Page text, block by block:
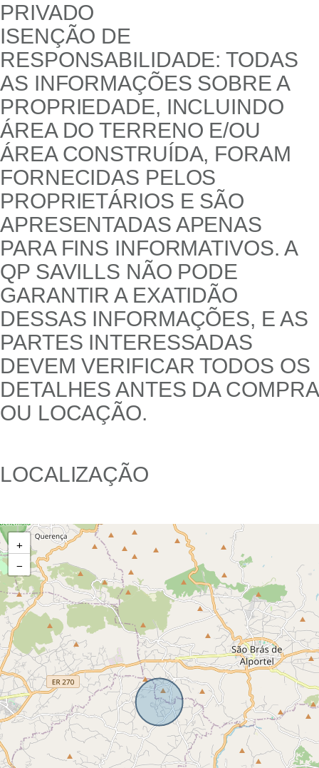
PRIVADO
ISENÇÃO DE
RESPONSABILIDADE: TODAS
AS INFORMAÇÕES SOBRE A
PROPRIEDADE, INCLUINDO
ÁREA DO TERRENO E/OU
ÁREA CONSTRUÍDA, FORAM
FORNECIDAS PELOS
PROPRIETÁRIOS E SÃO
APRESENTADAS APENAS
PARA FINS INFORMATIVOS. A
QP SAVILLS NÃO PODE
GARANTIR A EXATIDÃO
DESSAS INFORMAÇÕES, E AS
PARTES INTERESSADAS
DEVEM VERIFICAR TODOS OS
DETALHES ANTES DA COMPRA
OU LOCAÇÃO.
LOCALIZAÇÃO
+
−